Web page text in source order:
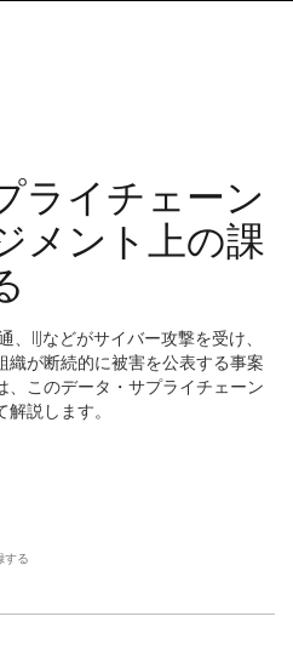
ライチェーン
メント上の課
IIJなどがサイバー攻撃を受け、
織が断続的に被害を公表する事案
、このデータ・サプライチェーン
説します。
する